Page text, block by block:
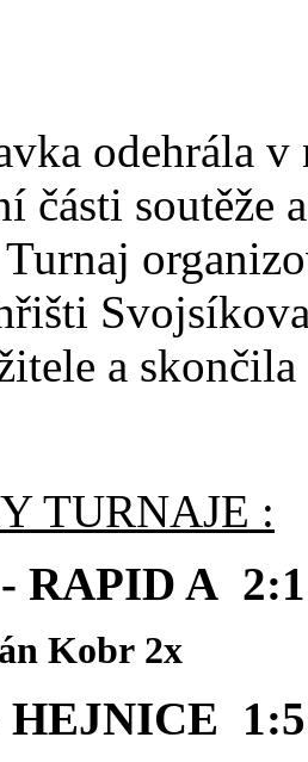
odehrála
části soutěže
a
TURNAJE :
RAPID A 2:1
Kobr 2x
HEJNICE 1:5